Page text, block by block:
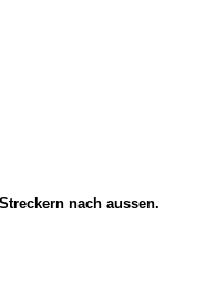
nach aussen.